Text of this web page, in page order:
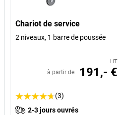
Chariot de service
2 niveaux, 1 barre de poussée
HT
à partir de 191,- €
(3)
2-3 jours ouvrés